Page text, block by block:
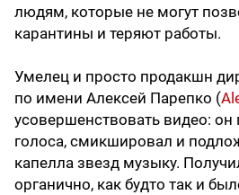
людям, которые не могут
карантины и теряют работы.
Умелец и просто продакшн
по имени Алексей Парепко (
усовершенствовать видео: он
голоса, смикшировал и
капелла звезд музыку.
органично, как будто так и